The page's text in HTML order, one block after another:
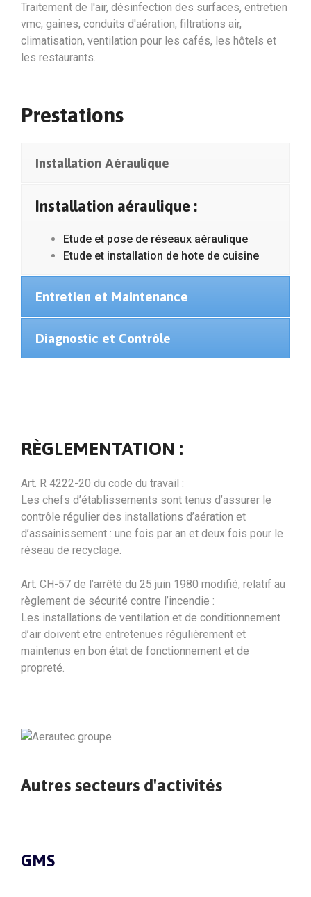
Traitement de l'air, désinfection des surfaces, entretien
vmc, gaines, conduits d'aération, filtrations air,
climatisation, ventilation pour les cafés, les hôtels et
les restaurants.
Prestations
Installation Aéraulique
Installation aéraulique :
Etude et pose de réseaux aéraulique
Etude et installation de hote de cuisine
Entretien et Maintenance
Diagnostic et Contrôle
RÈGLEMENTATION :
Art. R 4222-20 du code du travail :
Les chefs d’établissements sont tenus d’assurer le
contrôle régulier des installations d’aération et
d’assainissement : une fois par an et deux fois pour le
réseau de recyclage.
Art. CH-57 de l’arrêté du 25 juin 1980 modifié, relatif au
règlement de sécurité contre l’incendie :
Les installations de ventilation et de conditionnement
d’air doivent etre entretenues régulièrement et
maintenus en bon état de fonctionnement et de
propreté.
Autres secteurs d'activités
GMS